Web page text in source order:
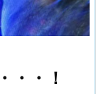
・・！